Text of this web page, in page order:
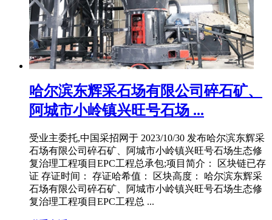
哈尔滨东辉采石场有限公司碎石矿、
阿城市小岭镇兴旺号石场 ...
受业主委托,中国采招网于 2023/10/30 发布哈尔滨东辉采
石场有限公司碎石矿、阿城市小岭镇兴旺号石场生态修
复治理工程项目EPC工程总承包;项目简介： 区块链已存
证 存证时间： 存证哈希值： 区块高度： 哈尔滨东辉采
石场有限公司碎石矿、阿城市小岭镇兴旺号石场生态修
复治理工程项目EPC工程总 ...